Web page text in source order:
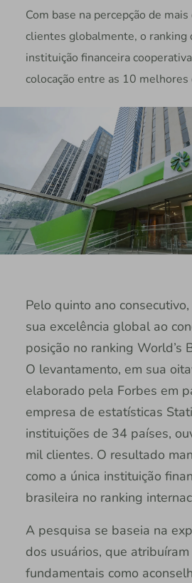
Com base na percepção de
clientes globalmente, o ranking
instituição financeira
colocação entre as 10
Pelo quinto ano
sua excelência global ao
posição no ranking World’s
O levantamento, em sua
elaborado pela Forbes em
empresa de estatísticas
instituições de 34 países,
mil clientes. O resultado
como a única instituição
brasileira no ranking
A pesquisa se baseia na
dos usuários, que
fundamentais como